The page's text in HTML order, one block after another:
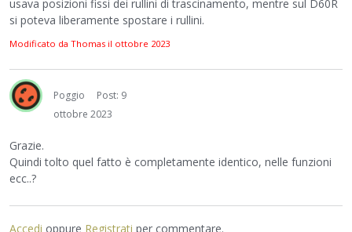
usava posizioni fissi dei rullini di trascinamento, mentre sul D60R
si poteva liberamente spostare i rullini.
Modificato da Thomas il ottobre 2023
Poggio
Post: 9
ottobre 2023
Grazie.
Quindi tolto quel fatto è completamente identico, nelle funzioni
ecc..?
Accedi oppure Registrati per commentare.